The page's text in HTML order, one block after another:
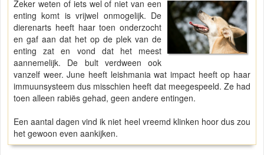
Zeker weten of iets wel of niet van een
enting komt is vrijwel onmogelijk. De
dierenarts heeft haar toen onderzocht
en gaf aan dat het op de plek van de
enting zat en vond dat het meest
aannemelijk. De bult verdween ook
vanzelf weer. June heeft leishmania wat impact heeft op haar
immuunsysteem dus misschien heeft dat meegespeeld. Ze had
toen alleen rabiës gehad, geen andere entingen.
Een aantal dagen vind ik niet heel vreemd klinken hoor dus zou
het gewoon even aankijken.